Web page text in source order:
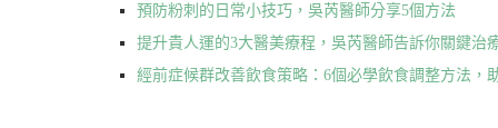
預防粉刺的日常小技巧，吳芮醫師分享5個方法
提升貴人運的3大醫美療程，吳芮醫師告訴你關鍵治
經前症候群改善飲食策略：6個必學飲食調整方法，